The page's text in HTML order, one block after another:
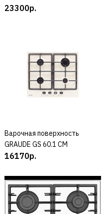
GRAUDE
7000р.
КУПИТЬ
GRAUDE
Варочная поверхность
24990р.
23300р.
КУПИТЬ
Варочная поверхность
GRAUDE GS 60.1 CM
16170р.